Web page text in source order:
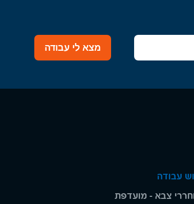
מצא לי עבודה
עבודה
צבא - מועדפת